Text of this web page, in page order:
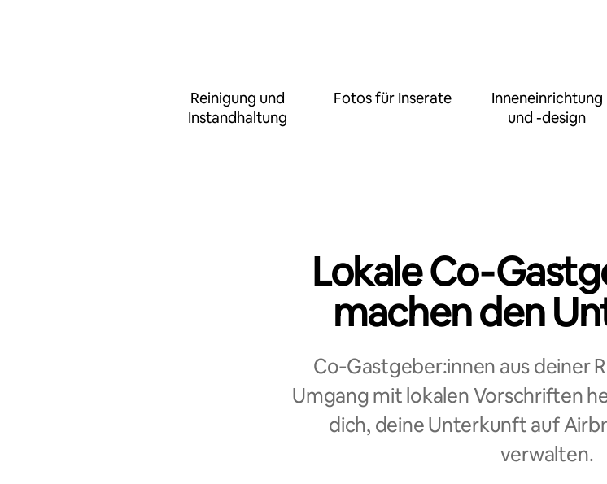
Reinigung und
Instandhaltung
Fotos für Inserate
Inneneinrichtung
und -design
Lokale
machen den
Co‑Gastgeber:innen aus deiner
Umgang mit lokalen Vorschriften
dich, deine Unterkunft auf
verwalten.